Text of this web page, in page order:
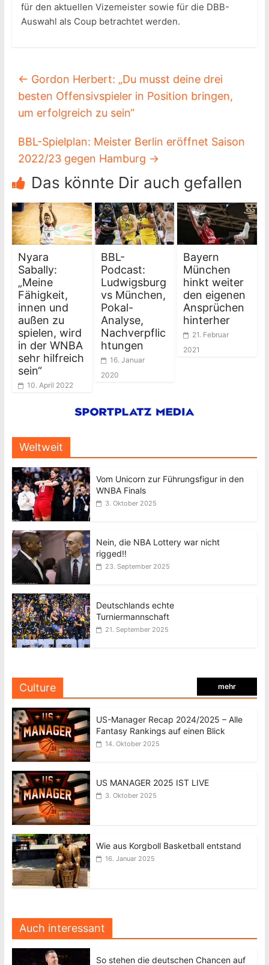
für den aktuellen Vizemeister sowie für die DBB-
Auswahl als Coup betrachtet werden.
← Gordon Herbert: „Du musst deine drei
besten Offensivspieler in Position bringen,
um erfolgreich zu sein“
BBL-Spielplan: Meister Berlin eröffnet Saison
2022/23 gegen Hamburg →
Das könnte Dir auch gefallen
Nyara
Sabally:
„Meine
Fähigkeit,
innen und
außen zu
spielen, wird
in der WNBA
sehr hilfreich
sein“
10. April 2022
BBL-
Podcast:
Ludwigsburg
vs München,
Pokal-
Analyse,
Nachverpflic
htungen
16. Januar
2020
Bayern
München
hinkt weiter
den eigenen
Ansprüchen
hinterher
21. Februar
2021
Weltweit
Vom Unicorn zur Führungsfigur in den
WNBA Finals
3. Oktober 2025
Nein, die NBA Lottery war nicht
rigged!!
23. September 2025
Deutschlands echte
Turniermannschaft
21. September 2025
Culture mehr
US-Manager Recap 2024/2025 – Alle
Fantasy Rankings auf einen Blick
14. Oktober 2025
US MANAGER 2025 IST LIVE
3. Oktober 2025
Wie aus Korgboll Basketball entstand
16. Januar 2025
Auch interessant
So stehen die deutschen Chancen auf